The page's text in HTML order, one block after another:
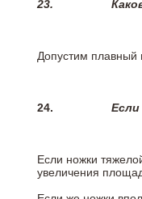
23.
Допустим плавный
24.
Если ножки
увеличения